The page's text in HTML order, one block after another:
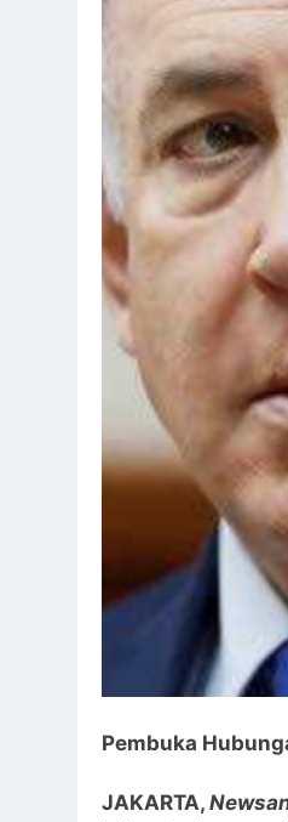
Pembuka
JAKARTA,